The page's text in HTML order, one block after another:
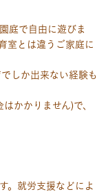
庭で自由に遊びま
室とは違うご家庭に
しか出来ない経験も
かかりません)で、
。就労支援などによ